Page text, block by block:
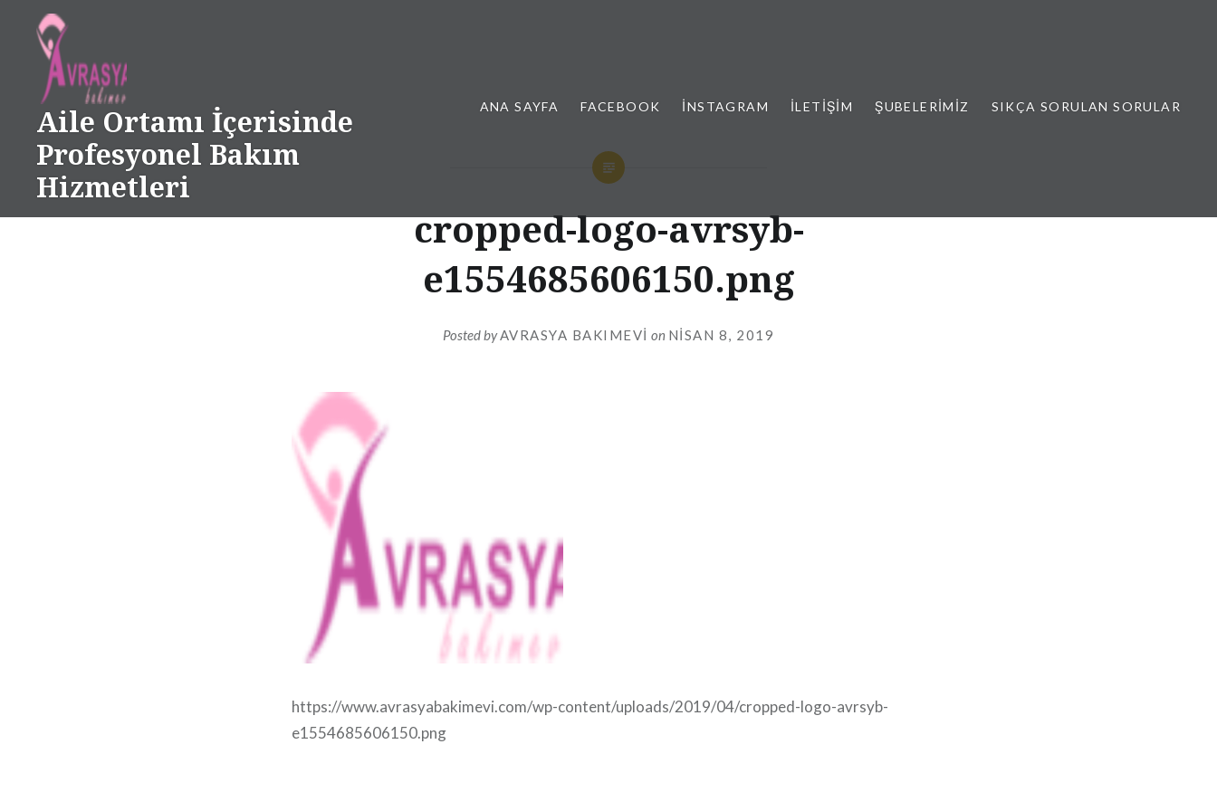
content
Aile Ortamı İçerisinde
Profesyonel Bakım
Hizmetleri
ANA SAYFA FACEBOOK İNSTAGRAM İLETIŞIM ŞUBELERIMIZ SIKÇA SORULAN SORULAR
cropped-logo-avrsyb-
e1554685606150.png
Posted byAVRASYA BAKIMEVI on NISAN 8, 2019
https://www.avrasyabakimevi.com/wp-content/uploads/2019/04/cropped-logo-avrsyb-
e1554685606150.png